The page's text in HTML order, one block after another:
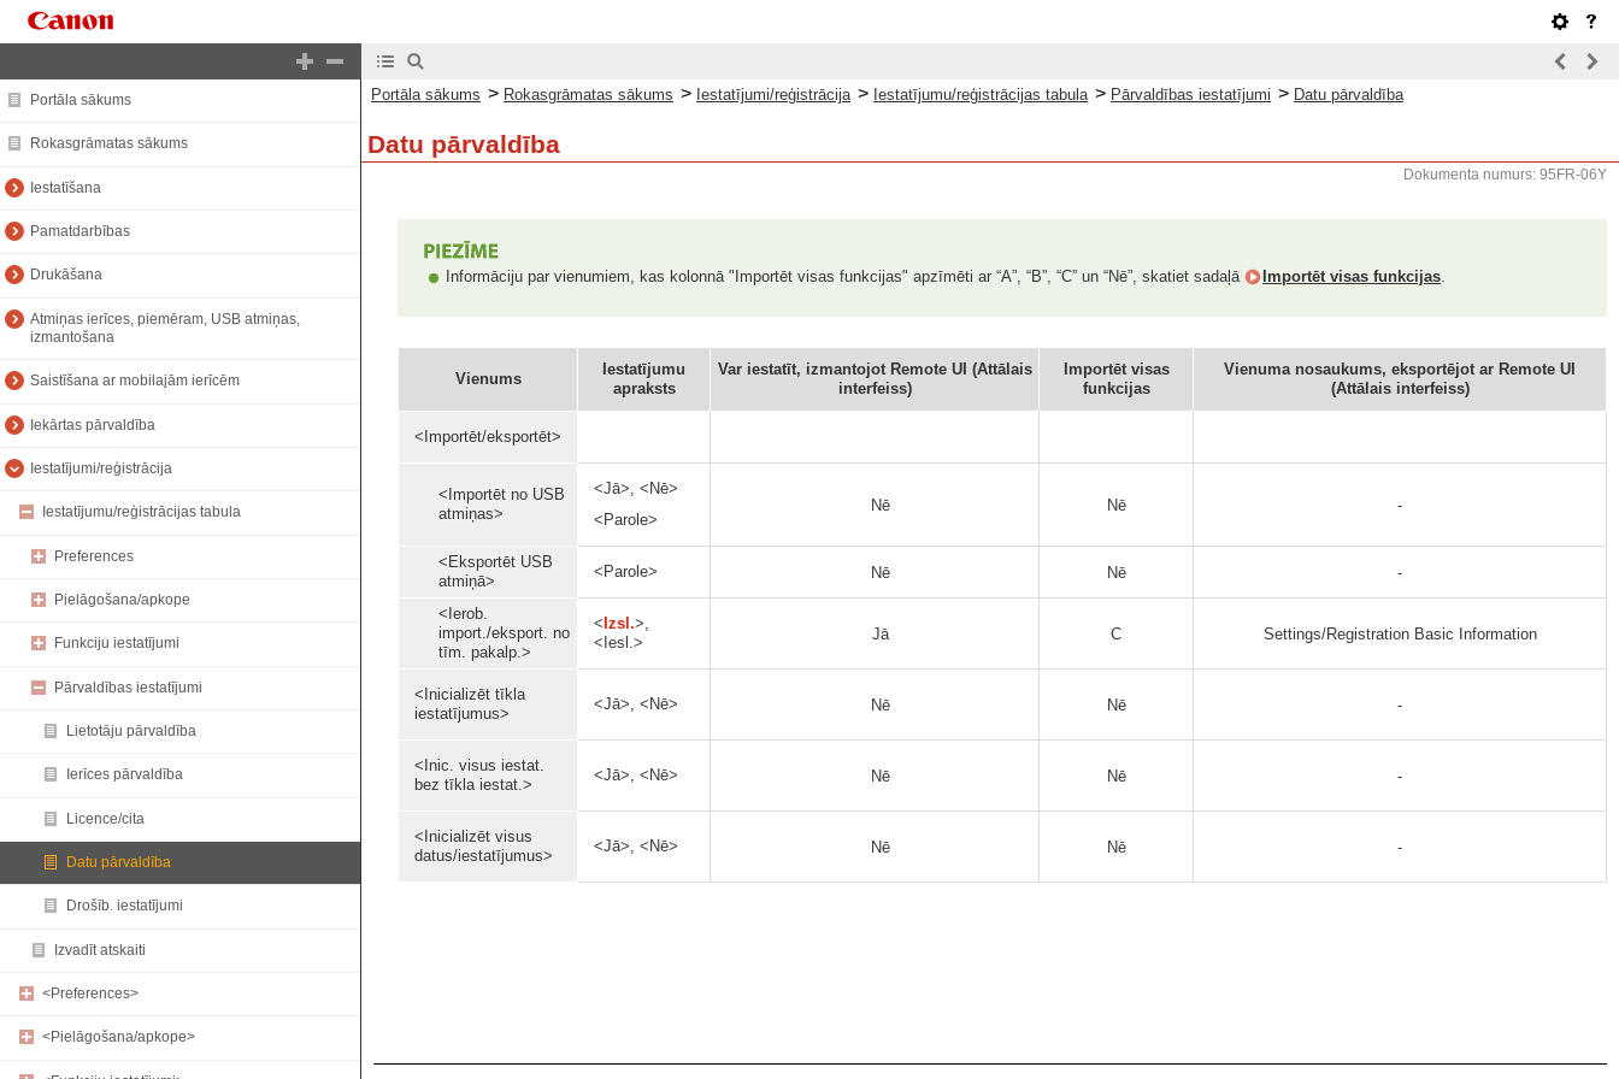
Portāla sākums
Rokasgrāmatas sākums
Iestatīšana
Pamatdarbības
Drukāšana
Atmiņas ierīces, piemēram, USB atmiņas,
izmantošana
Saistīšana ar mobilajām ierīcēm
Iekārtas pārvaldība
Iestatījumi/reģistrācija
Iestatījumu/reģistrācijas tabula
Preferences
Pielāgošana/apkope
Funkciju iestatījumi
Pārvaldības iestatījumi
Lietotāju pārvaldība
Ierīces pārvaldība
Licence/cita
Datu pārvaldība
Drošīb. iestatījumi
Izvadīt atskaiti
<Preferences>
<Pielāgošana/apkope>
Portāla sākums > Rokasgrāmatas sākums > Iestatījumi/reģistrācija > Iestatījumu/reģistrācijas tabula > Pārvaldības iestatījumi > Datu pārvaldība
Datu pārvaldība
Dokumenta numurs: 95FR-06Y
Informāciju par vienumiem, kas kolonnā "Importēt visas funkcijas" apzīmēti ar “A”, “B”, “C” un “Nē”, skatiet sadaļā Importēt visas funkcijas.
Vienums
Iestatījumu
apraksts
Var iestatīt, izmantojot Remote UI (Attālais
interfeiss)
Importēt visas
funkcijas
Vienuma nosaukums, eksportējot ar Remote UI
(Attālais interfeiss)
<Importēt/eksportēt>
<Importēt no USB
atmiņas>
<Jā>, <Nē>
<Parole>
Nē Nē -
<Eksportēt USB
atmiņā>
<Parole> Nē Nē -
<Ierob.
import./eksport. no
tīm. pakalp.>
< Izsl.>,
<Iesl.>
Jā C Settings/Registration Basic Information
<Inicializēt tīkla
iestatījumus>
<Jā>, <Nē> Nē Nē -
<Inic. visus iestat.
bez tīkla iestat.>
<Jā>, <Nē> Nē Nē -
<Inicializēt visus
datus/iestatījumus>
<Jā>, <Nē> Nē Nē -